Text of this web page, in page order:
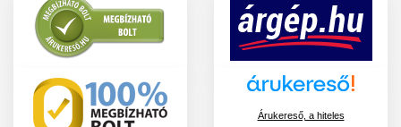
Árukereső, a hiteles